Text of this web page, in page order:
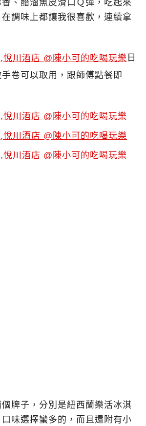
、醋溜魚皮滑口Ｑ彈，吃起來
調味上都讓我很喜歡，連續拿
日
卷可以取用，跟師傅點餐即
牌子，分別是紐西蘭樂活冰淇
味選擇蠻多的，而且還附有小